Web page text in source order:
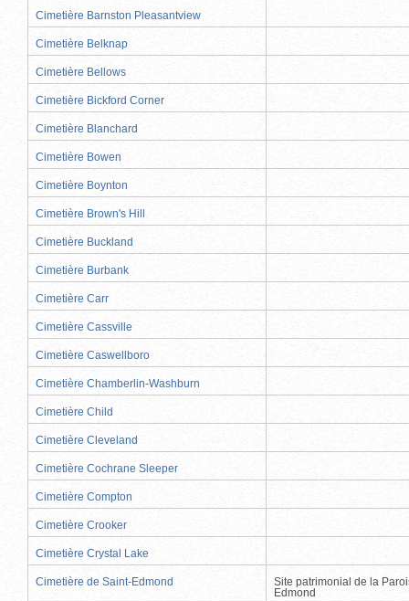
Cimetière Barnston Pleasantview
Cimetière Belknap
Cimetière Bellows
Cimetière Bickford Corner
Cimetière Blanchard
Cimetière Bowen
Cimetière Boynton
Cimetière Brown's Hill
Cimetière Buckland
Cimetière Burbank
Cimetière Carr
Cimetière Cassville
Cimetière Caswellboro
Cimetière Chamberlin-Washburn
Cimetière Child
Cimetière Cleveland
Cimetière Cochrane Sleeper
Cimetière Compton
Cimetière Crooker
Cimetière Crystal Lake
Cimetière de Saint-Edmond
Site patrimonial de la
Edmond